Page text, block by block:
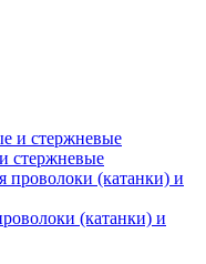
стержневые
(катанки) и